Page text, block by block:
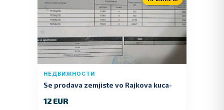
НЕДВИЖНОСТИ
Se prodava zemjiste vo Rajkova kuca-
12 EUR